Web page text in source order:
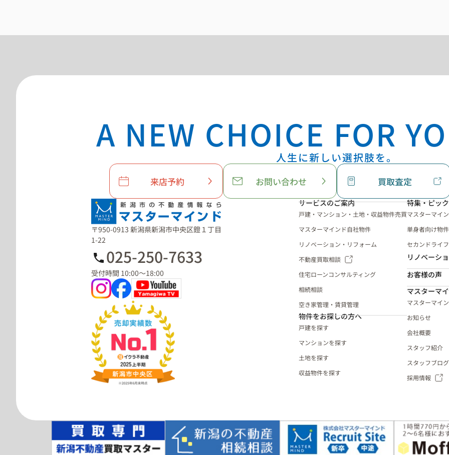
A NEW CHOICE FOR
人生に新しい選択肢を。
来店予約 お問い合わせ 買取査定
〒950-0913 新潟県新潟市中央区鐙１丁目
1-22
025-250-7633
受付時間 10:00～18:00
サービスのご案内
戸建・マンション・土地・収益物件売買
マスターマインド自社物件
リノベーション・リフォーム
不動産買取相談
住宅ローンコンサルティング
相続相談
空き家管理・賃貸管理
物件をお探しの方へ
戸建を探す
マンションを探す
土地を探す
収益物件を探す
特集・ピッ
マスターマイ
単身者向け物件
セカンドライ
リノベーシ
お客様の声
マスターマ
マスターマイ
お知らせ
会社概要
スタッフ紹介
スタッフブログ
採用情報